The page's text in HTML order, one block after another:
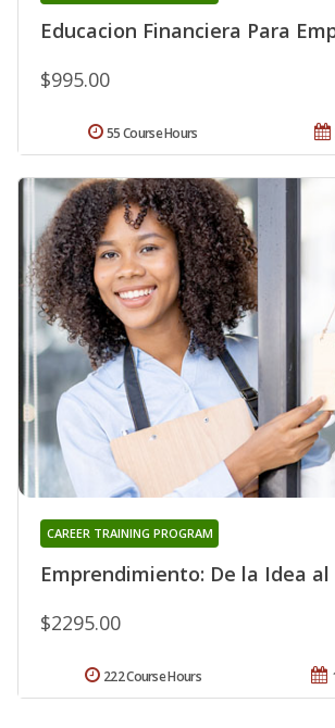
Educacion Financiera Para
$995.00
55 Course Hours
Emprendimiento: De la Idea
CAREER TRAINING PROGRAM
$2295.00
222 Course Hours